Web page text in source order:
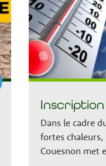
Inscription
Dans le cadre
fortes
Couesnon met